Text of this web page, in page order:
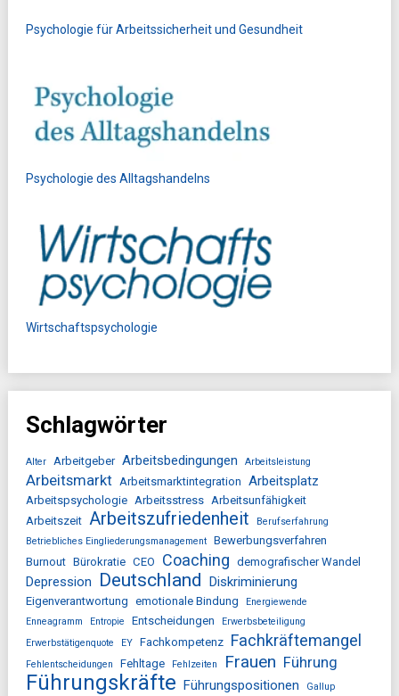
Psychologie für Arbeitssicherheit und Gesundheit
Psychologie des Alltagshandelns
Wirtschaftspsychologie
Schlagwörter
Alter Arbeitgeber Arbeitsbedingungen Arbeitsleistung
Arbeitsmarkt Arbeitsmarktintegration Arbeitsplatz
Arbeitspsychologie Arbeitsstress
Arbeitsunfähigkeit
Arbeitszeit
Arbeitszufriedenheit
Berufserfahrung
Betriebliches Eingliederungsmanagement
Bewerbungsverfahren
Burnout Bürokratie CEO Coaching demografischer Wandel
Depression Deutschland Diskriminierung
Eigenverantwortung emotionale Bindung
Energiewende
Enneagramm
Entropie Entscheidungen
Erwerbsbeteiligung
Erwerbstätigenquote
EY Fachkompetenz Fachkräftemangel
Fehlentscheidungen Fehltage Fehlzeiten Frauen Führung
Führungskräfte Führungspositionen
Gallup